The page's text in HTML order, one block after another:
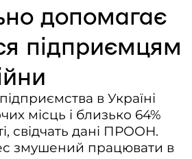
подяка
| Копірайт
допомагає
підприємцям
в Україні
місць і близько 64%
свідчать дані ПРООН.
змушений працювати в